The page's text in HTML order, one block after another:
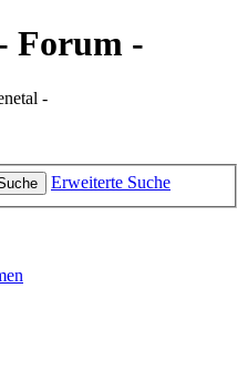
Forum -
-
Erweiterte Suche